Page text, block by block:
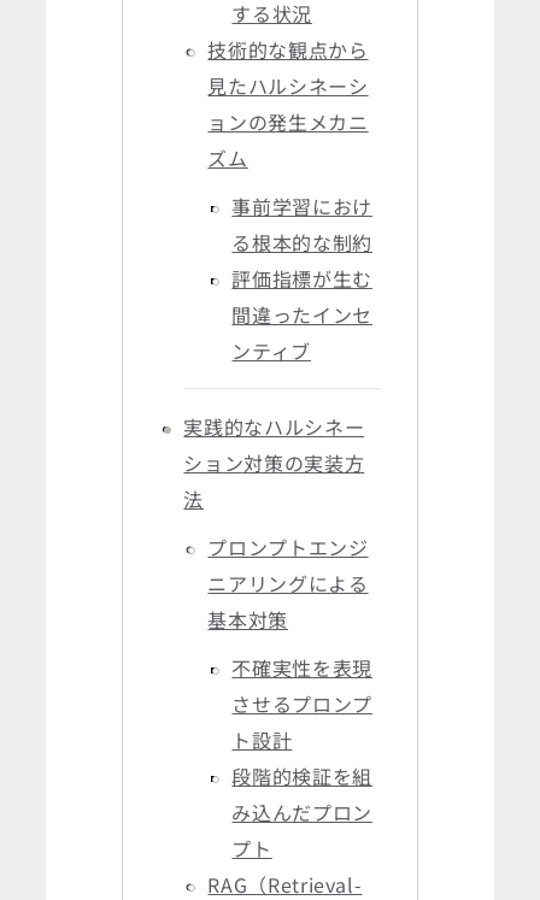
する状況
技術的な観点から
見たハルシネーシ
ョンの発生メカニ
ズム
事前学習におけ
る根本的な制約
評価指標が生む
間違ったインセ
ンティブ
実践的なハルシネー
ション対策の実装方
法
プロンプトエンジ
ニアリングによる
基本対策
不確実性を表現
させるプロンプ
ト設計
段階的検証を組
み込んだプロン
プト
RAG（Retrieval-